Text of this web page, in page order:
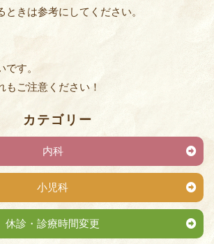
ときは参考にしてください。
す。
もご注意ください！
カテゴリー
内科
小児科
休診・診療時間変更